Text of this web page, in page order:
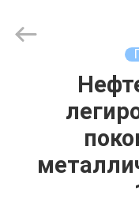
ПРОДУКТЫ
Flange